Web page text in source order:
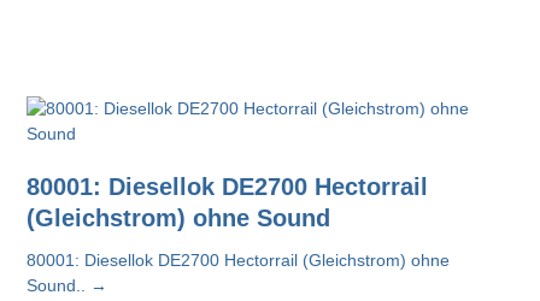
80001: Diesellok DE2700 Hectorrail
(Gleichstrom) ohne Sound
80001: Diesellok DE2700 Hectorrail (Gleichstrom) ohne
Sound..
→